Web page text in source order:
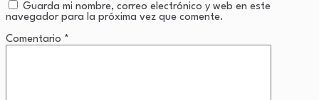
Guarda mi nombre, correo electrónico y web en este
navegador para la próxima vez que comente.
Comentario *